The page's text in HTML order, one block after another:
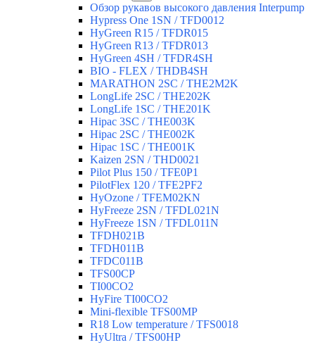
Обзор рукавов высокого давления Interpump
Hypress One 1SN / TFD0012
HyGreen R15 / TFDR015
HyGreen R13 / TFDR013
HyGreen 4SH / TFDR4SH
BIO - FLEX / THDB4SH
MARATHON 2SC / THE2M2K
LongLife 2SC / THE202K
LongLife 1SC / THE201K
Hipac 3SC / THE003K
Hipac 2SC / THE002K
Hipac 1SC / THE001K
Kaizen 2SN / THD0021
Pilot Plus 150 / TFE0P1
PilotFlex 120 / TFE2PF2
HyOzone / TFEM02KN
HyFreeze 2SN / TFDL021N
HyFreeze 1SN / TFDL011N
TFDH021B
TFDH011B
TFDC011B
TFS00CP
TI00CO2
HyFire TI00CO2
Mini-flexible TFS00MP
R18 Low temperature / TFS0018
HyUltra / TFS00HP